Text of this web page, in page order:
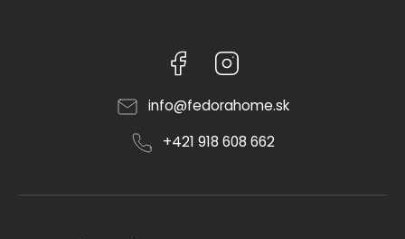
Facebook
info@fedorahome.sk
+421 918 608 662